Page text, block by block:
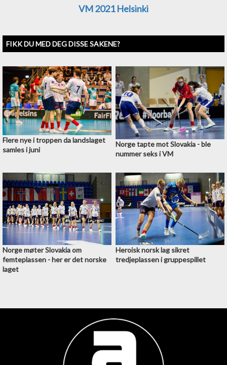
VM 2021 Helsinki
FIKK DU MED DEG DISSE SAKENE?
Flere nye i troppen da landslaget
samles i juni
Norge tapte mot Slovakia - ble
nummer seks i VM
Norge møter Slovakia om
femteplassen - her er det norske
laget
Heroisk norsk lag sikret
tredjeplassen i gruppespillet